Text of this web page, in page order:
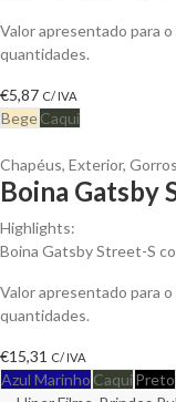
Valor apresentado para
quantidades.
€5,87 C/ IVA
BegeCaqui
Chapéus, Exterior, Gorros
Boina Gatsby
Highlights:
Boina Gatsby Street-S
Valor apresentado para
quantidades.
€15,31 C/ IVA
Azul Marinho CaquiPreto